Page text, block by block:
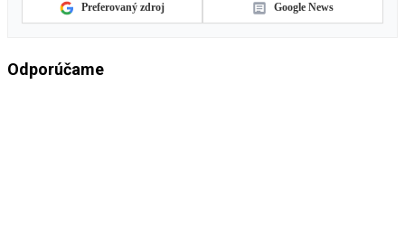
Preferovaný zdroj Google News
Odporúčame